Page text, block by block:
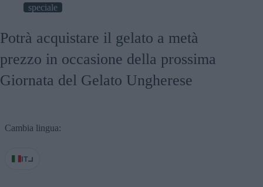
speciale
Potrà acquistare il gelato a metà
prezzo in occasione della prossima
Giornata del Gelato Ungherese
Cambia lingua:
IT